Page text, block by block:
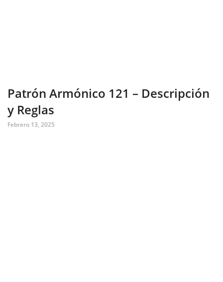
Patrón Armónico 121 – Descripción
y Reglas
Febrero 13, 2025